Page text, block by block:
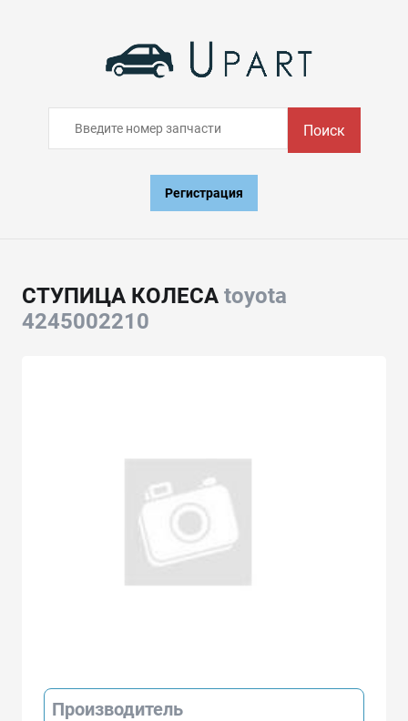
Поиск
Регистрация
СТУПИЦА КОЛЕСА toyota
4245002210
Производитель